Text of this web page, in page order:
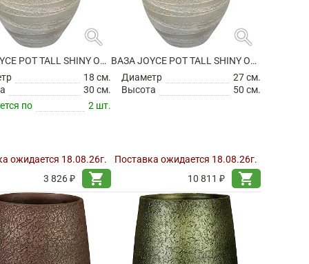
search
ВАЗА JOYCE POT TALL SHINY OLIVE
18 см.
30 см.
по
2 шт.
ожидается 18.08.26г.
3 826 ₽
shopping_cart
search
ВАЗА JOYCE POT TALL SHINY OLIVE
Диаметр
27 см.
Высота
50 см.
Поставка ожидается 18.08.26г.
10 811 ₽
shopping_cart